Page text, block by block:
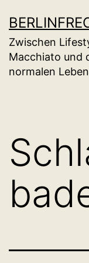
Inhalt
springen
Zwischen
Macchiato und
normalen